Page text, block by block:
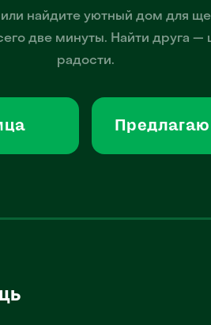
найдите уютный дом для
две минуты. Найти друга —
радости.